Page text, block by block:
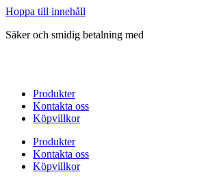
Hoppa till innehåll
Säker och smidig betalning med
Produkter
Kontakta oss
Köpvillkor
Produkter
Kontakta oss
Köpvillkor